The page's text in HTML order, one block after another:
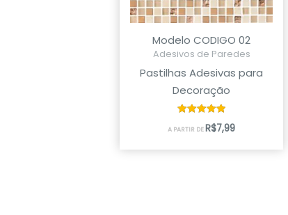
Modelo CODIGO 02
Adesivos de Paredes
Pastilhas Adesivas para
Decoração
Avaliação
5.00
A PARTIR DER$7,99